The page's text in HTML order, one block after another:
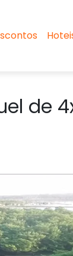
de